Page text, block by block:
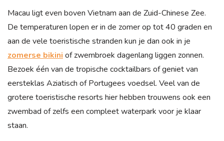
Macau ligt even boven Vietnam aan de Zuid-Chinese Zee.
De temperaturen lopen er in de zomer op tot 40 graden en
aan de vele toeristische stranden kun je dan ook in je
zomerse bikini of zwembroek dagenlang liggen zonnen.
Bezoek één van de tropische cocktailbars of geniet van
eersteklas Aziatisch of Portugees voedsel. Veel van de
grotere toeristische resorts hier hebben trouwens ook een
zwembad of zelfs een compleet waterpark voor je klaar
staan.